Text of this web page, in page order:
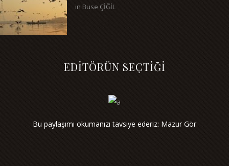
in Buse ÇİĞİL
EDİTÖRÜN SEÇTİĞİ
Bu paylaşımı okumanızı tavsiye ederiz: Mazur Gör